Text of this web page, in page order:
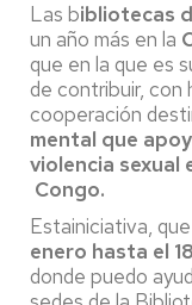
Las bibliotecas
un año más en la
que en la que es
de contribuir, con
cooperación
mental que
violencia sexual
Congo.
Estainiciativa,
enero hasta el
donde puedo